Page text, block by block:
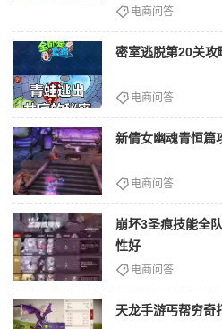
电商问答
密室逃脱第20关攻
电商问答
新倩女幽魂青恒篇
电商问答
崩坏3圣痕技能全
性好
电商问答
天龙手游丐帮穷奇